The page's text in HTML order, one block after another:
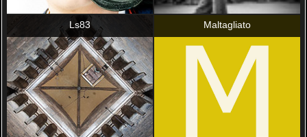
Ls83 Maltagliato